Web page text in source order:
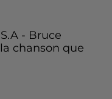
- Bruce
chanson que